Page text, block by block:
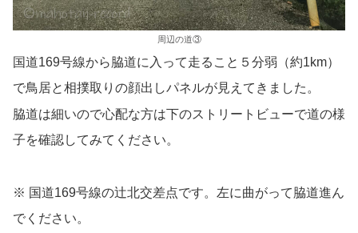
周辺の道③
国道169号線から脇道に入って走ること５分弱（約1km）
で鳥居と相撲取りの顔出しパネルが見えてきました。
脇道は細いので心配な方は下のストリートビューで道の様
子を確認してみてください。
※ 国道169号線の辻北交差点です。左に曲がって脇道進ん
でください。